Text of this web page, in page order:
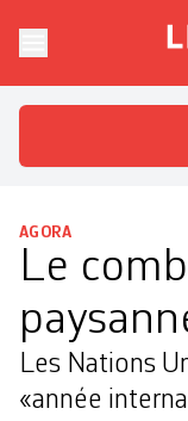
Le
AGORA
Le
Les Nations
«année